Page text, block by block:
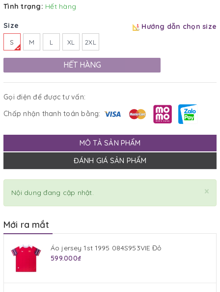
Tình trạng: Hết hàng
Size Hướng dẫn chọn size
S M L XL 2XL
HẾT HÀNG
Gọi điện để được tư vấn:
Chấp nhận thanh toán bằng:
MÔ TẢ SẢN PHẨM
ĐÁNH GIÁ SẢN PHẨM
×
Nội dung đang cập nhật.
Mới ra mắt
Áo jersey 1st 1995 084S953VIE Đỏ
599.000₫